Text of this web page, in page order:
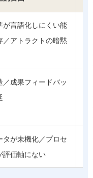
が言語化しにくい能
／アトラクトの暗黙
／成果フィードバッ
タが未機化／プロセ
評価軸にない